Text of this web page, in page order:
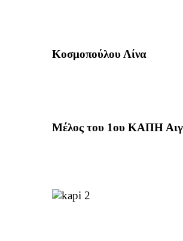
Κοσμοπούλου Λίνα
Μέλος του 1ου ΚΑΠΗ